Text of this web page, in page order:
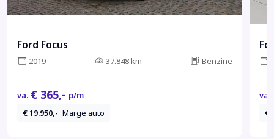
Ford Focus
2019 37.848 km Benzine
va. € 365,- p/m
€ 19.950,- Marge auto
va.
€